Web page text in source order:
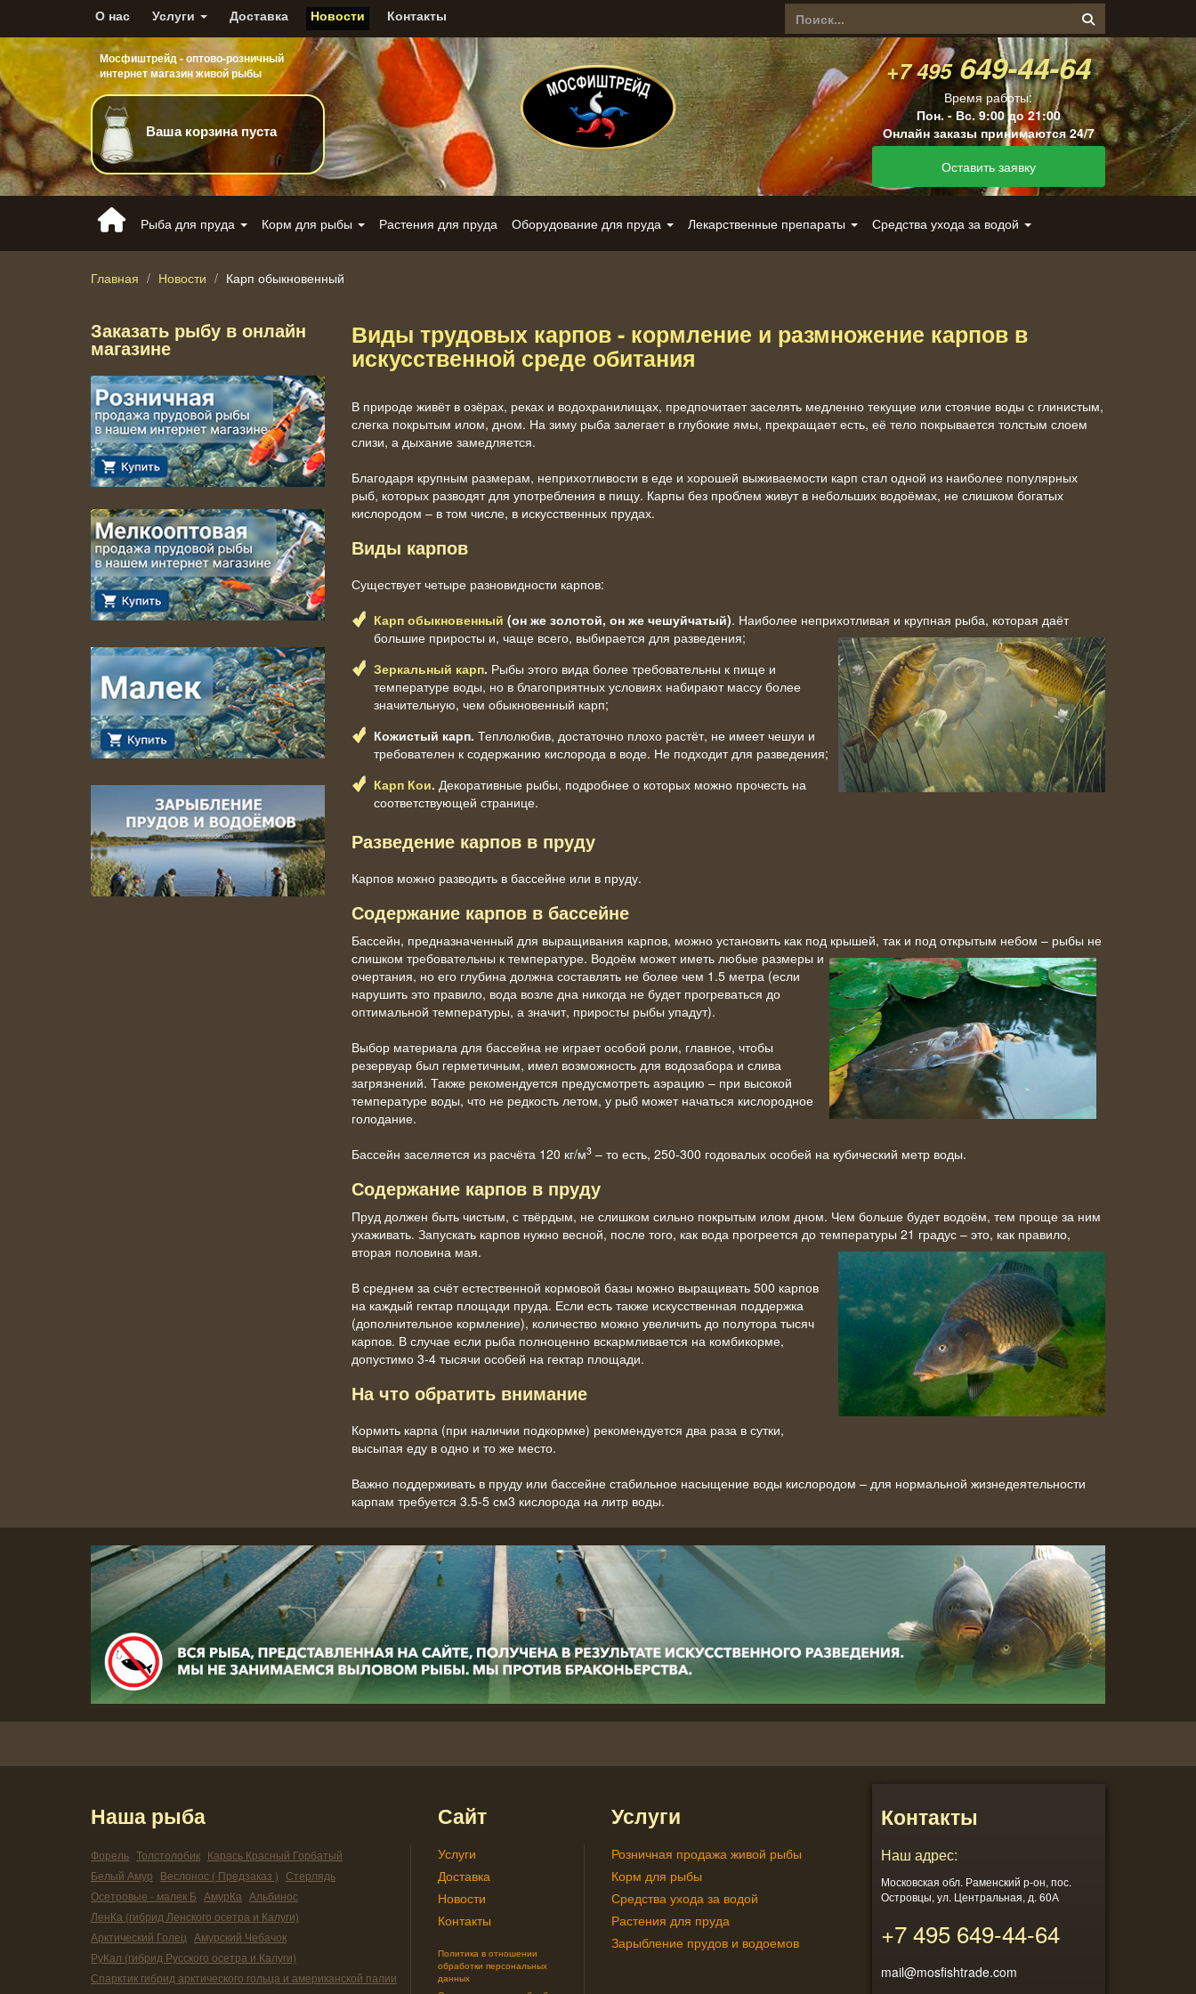
О нас Услуги Доставка Новости Контакты
Мосфиштрейд - оптово-розничный
интернет магазин живой рыбы
Ваша корзина пуста
+7 495649-44-64
Время работы:
Пон. - Вс. 9:00 до 21:00
Онлайн заказы принимаются 24/7
Оставить заявку
Рыба для пруда Корм для рыбы Растения для пруда Оборудование для пруда Лекарственные препараты Средства ухода за водой
Главная Новости Карп обыкновенный
Виды трудовых карпов - кормление и размножение карпов в
искусственной среде обитания
В природе живёт в озёрах, реках и водохранилищах, предпочитает заселять медленно текущие или стоячие воды с глинистым,
слегка покрытым илом, дном. На зиму рыба залегает в глубокие ямы, прекращает есть, её тело покрывается толстым слоем
слизи, а дыхание замедляется.
Благодаря крупным размерам, неприхотливости в еде и хорошей выживаемости карп стал одной из наиболее популярных
рыб, которых разводят для употребления в пищу. Карпы без проблем живут в небольших водоёмах, не слишком богатых
кислородом – в том числе, в искусственных прудах.
Виды карпов
Существует четыре разновидности карпов:
Карп обыкновенный (он же золотой, он же чешуйчатый). Наиболее неприхотливая и крупная рыба, которая даёт
большие приросты и, чаще всего, выбирается для разведения;
Зеркальный карп. Рыбы этого вида более требовательны к пище и
температуре воды, но в благоприятных условиях набирают массу более
значительную, чем обыкновенный карп;
Кожистый карп. Теплолюбив, достаточно плохо растёт, не имеет чешуи и
требователен к содержанию кислорода в воде. Не подходит для разведения;
Карп Кои. Декоративные рыбы, подробнее о которых можно прочесть на
соответствующей странице.
Разведение карпов в пруду
Карпов можно разводить в бассейне или в пруду.
Содержание карпов в бассейне
Бассейн, предназначенный для выращивания карпов, можно установить как под крышей, так и под открытым небом – рыбы не
слишком требовательны к температуре. Водоём может иметь любые размеры и
очертания, но его глубина должна составлять не более чем 1.5 метра (если
нарушить это правило, вода возле дна никогда не будет прогреваться до
оптимальной температуры, а значит, приросты рыбы упадут).
Выбор материала для бассейна не играет особой роли, главное, чтобы
резервуар был герметичным, имел возможность для водозабора и слива
загрязнений. Также рекомендуется предусмотреть аэрацию – при высокой
температуре воды, что не редкость летом, у рыб может начаться кислородное
голодание.
Бассейн заселяется из расчёта 120 кг/м3– то есть, 250-300 годовалых особей на кубический метр воды.
Содержание карпов в пруду
Пруд должен быть чистым, с твёрдым, не слишком сильно покрытым илом дном. Чем больше будет водоём, тем проще за ним
ухаживать. Запускать карпов нужно весной, после того, как вода прогреется до температуры 21 градус – это, как правило,
вторая половина мая.
В среднем за счёт естественной кормовой базы можно выращивать 500 карпов
на каждый гектар площади пруда. Если есть также искусственная поддержка
(дополнительное кормление), количество можно увеличить до полутора тысяч
карпов. В случае если рыба полноценно вскармливается на комбикорме,
допустимо 3-4 тысячи особей на гектар площади.
На что обратить внимание
Кормить карпа (при наличии подкормке) рекомендуется два раза в сутки,
высыпая еду в одно и то же место.
Важно поддерживать в пруду или бассейне стабильное насыщение воды кислородом – для нормальной жизнедеятельности
карпам требуется 3.5-5 см3 кислорода на литр воды.
Заказать рыбу в онлайн
магазине
Наша рыба
Форель Толстолобик Карась Красный Горбатый
Белый Амур Веслонос ( Предзаказ ) Стерлядь
Осетровые - малек Б АмурКа Альбинос
ЛенКа (гибрид Ленского осетра и Калуги)
Арктический Голец Амурский Чебачок
РуКал (гибрид Русского осетра и Калуги)
Спарктик гибрид арктического гольца и американской палии
Сайт
Услуги
Доставка
Новости
Контакты
Политика в отношении
обработки персональных
данных
Услуги
Розничная продажа живой рыбы
Корм для рыбы
Средства ухода за водой
Растения для пруда
Зарыбление прудов и водоемов
Контакты
Наш адрес:
Московская обл. Раменский р-он, пос.
Островцы, ул. Центральная, д. 60А
+7 495649-44-64
mail@mosfishtrade.com